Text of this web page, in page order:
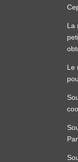
La
Le